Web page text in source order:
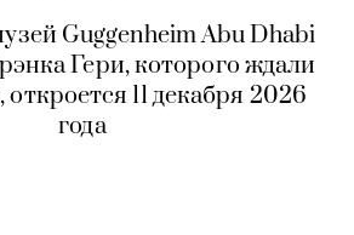
Guggenheim Abu Dhabi
Гери, которого ждали
откроется 11 декабря 2026
года